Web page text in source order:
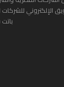
الإلكتروني